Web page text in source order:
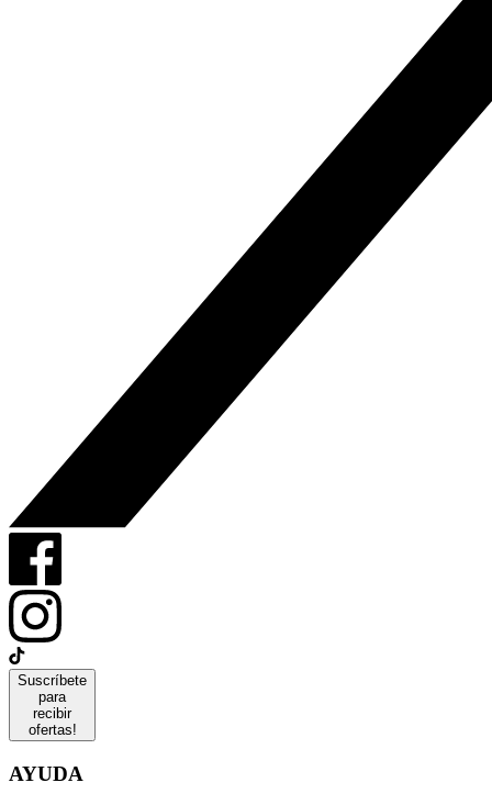
Suscríbete
para
recibir
ofertas!
AYUDA